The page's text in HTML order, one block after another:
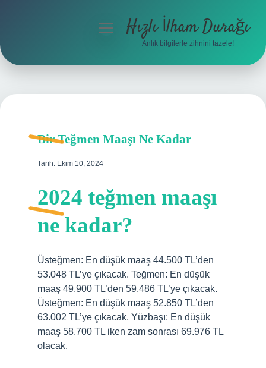
Hakkımızda
menüyüHızlı İlham Durağı
Anlık bilgilerle zihnini tazele!
Bir Teğmen Maaşı Ne Kadar
Tarih: Ekim 10, 2024
2024 teğmen maaşı
ne kadar?
Üsteğmen: En düşük maaş 44.500 TL’den
53.048 TL’ye çıkacak. Teğmen: En düşük
maaş 49.900 TL’den 59.486 TL’ye çıkacak.
Üsteğmen: En düşük maaş 52.850 TL’den
63.002 TL’ye çıkacak. Yüzbaşı: En düşük
maaş 58.700 TL iken zam sonrası 69.976 TL
olacak.